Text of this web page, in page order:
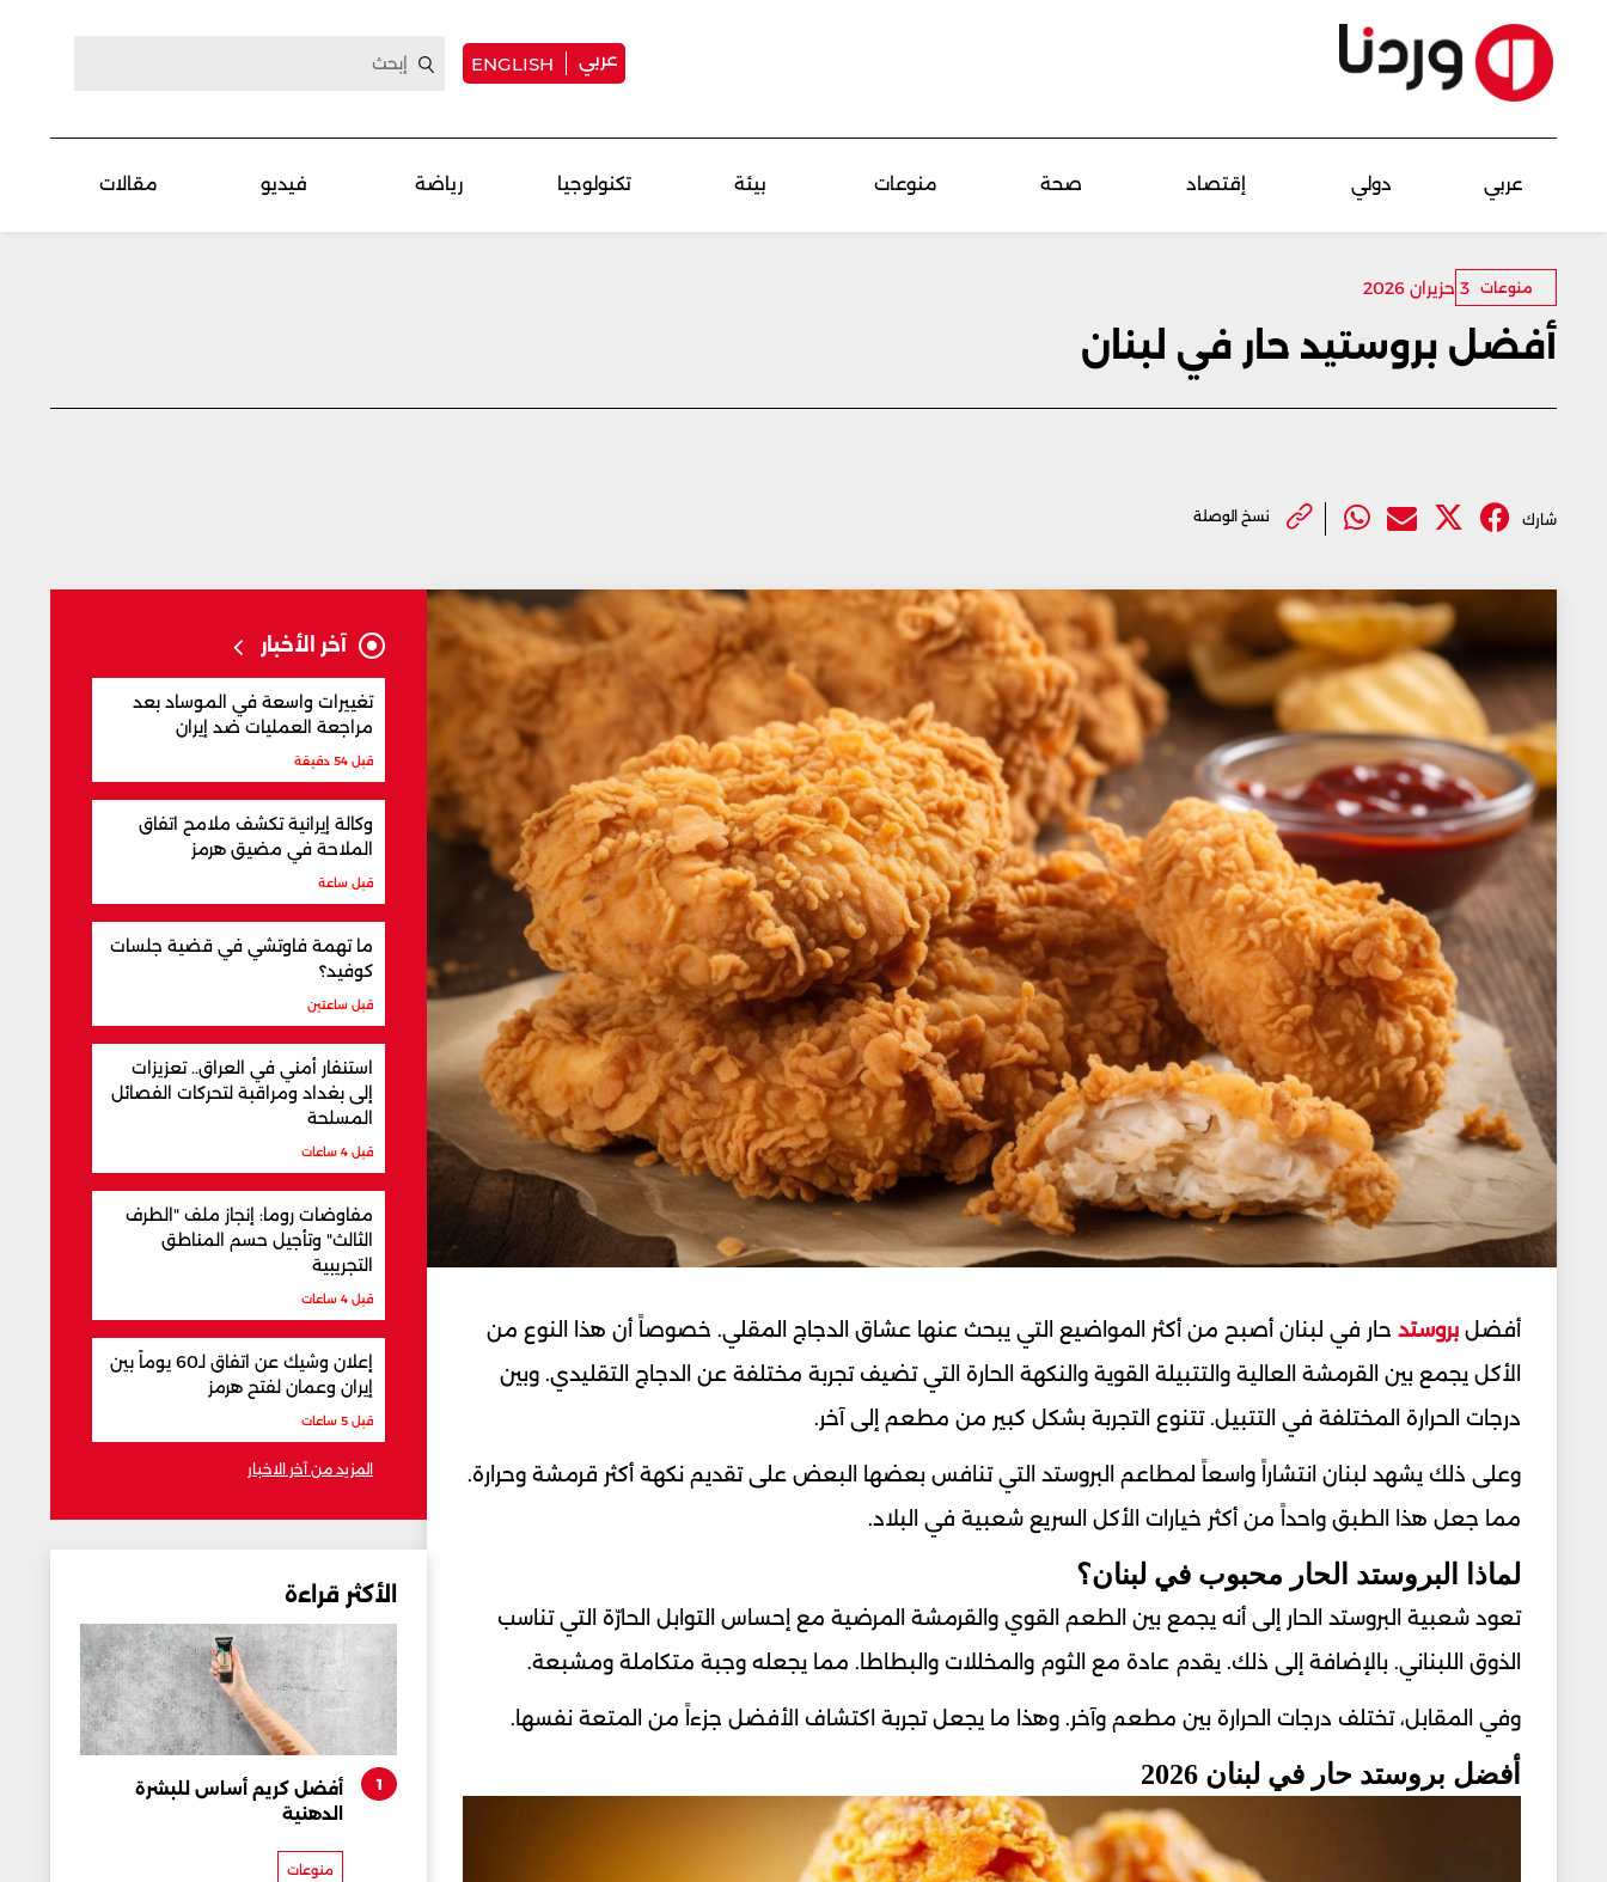
عربي ENGLISH
عربي دولي إقتصاد صحة منوعات بيئة تكنولوجيا رياضة فيديو مقالات
منوعات 3 حزيران 2026
أفضل بروستيد حار في لبنان
شارك نسخ الوصلة
أفضل بروستد حار في لبنان أصبح من أكثر المواضيع التي يبحث عنها عشاق الدجاج المقلي. خصوصاً أن هذا النوع من
الأكل يجمع بين القرمشة العالية والتتبيلة القوية والنكهة الحارة التي تضيف تجربة مختلفة عن الدجاج التقليدي. وبين
درجات الحرارة المختلفة في التتبيل. تتنوع التجربة بشكل كبير من مطعم إلى آخر.
وعلى ذلك يشهد لبنان انتشاراً واسعاً لمطاعم البروستد التي تنافس بعضها البعض على تقديم نكهة أكثر قرمشة وحرارة.
مما جعل هذا الطبق واحداً من أكثر خيارات الأكل السريع شعبية في البلاد.
لماذا البروستد الحار محبوب في لبنان؟
تعود شعبية البروستد الحار إلى أنه يجمع بين الطعم القوي والقرمشة المرضية مع إحساس التوابل الحارّة التي تناسب
الذوق اللبناني. بالإضافة إلى ذلك. يقدم عادة مع الثوم والمخللات والبطاطا. مما يجعله وجبة متكاملة ومشبعة.
وفي المقابل، تختلف درجات الحرارة بين مطعم وآخر. وهذا ما يجعل تجربة اكتشاف الأفضل جزءاً من المتعة نفسها.
أفضل بروستد حار في لبنان 2026
آخر الأخبار
تغييرات واسعة في الموساد بعد
مراجعة العمليات ضد إيران
قبل 54 دقيقة
وكالة إيرانية تكشف ملامح اتفاق
الملاحة في مضيق هرمز
قبل ساعة
ما تهمة فاوتشي في قضية جلسات
كوفيد؟
قبل ساعتين
استنفار أمني في العراق.. تعزيزات
إلى بغداد ومراقبة لتحركات الفصائل
المسلحة
قبل 4 ساعات
مفاوضات روما: إنجاز ملف "الطرف
الثالث" وتأجيل حسم المناطق
التجريبية
قبل 4 ساعات
إعلان وشيك عن اتفاق لـ60 يوماً بين
إيران وعمان لفتح هرمز
قبل 5 ساعات
المزيد من آخر الاخبار
الأكثر قراءة
1
أفضل كريم أساس للبشرة
الدهنية
منوعات